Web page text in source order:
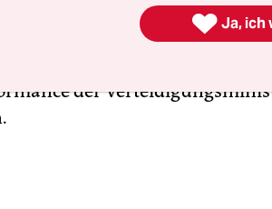
kritisiert. Viel zu
urteilte derGrünen-
der
 Ja, ich